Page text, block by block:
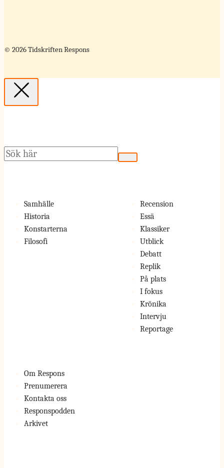
© 2026 Tidskriften Respons
Sök
Samhälle
Historia
Konstarterna
Filosofi
Recension
Essä
Klassiker
Utblick
Debatt
Replik
På plats
I fokus
Krönika
Intervju
Reportage
Om Respons
Prenumerera
Kontakta oss
Responspodden
Arkivet